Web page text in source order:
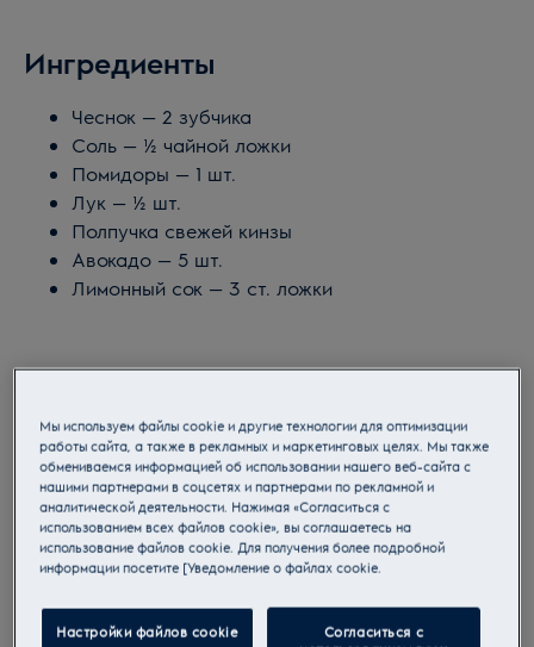
Ингредиенты
Чеснок — 2 зубчика
Соль — ½ чайной ложки
Помидоры — 1 шт.
Лук — ½ шт.
Полпучка свежей кинзы
Авокадо — 5 шт.
Лимонный сок — 3 ст. ложки
Приготовление
Чеснок измельчить, посолить. Помидор, кинзу
и лук мелко нарезать.
Очистить и разрезать авокадо пополам.
Достать косточку, размять мякоть до
Важно! Тут же добавить сок лимона или
Мы используем файлы cookie и другие технологии для оптимизации
работы сайта, а также в рекламных и маркетинговых целях. Мы также
обмениваемся информацией об использовании нашего веб-сайта с
нашими партнерами в соцсетях и партнерами по рекламной и
аналитической деятельности. Нажимая «Согласиться с
использованием всех файлов cookie», вы соглашаетесь на
использование файлов cookie. Для получения более подробной
информации посетите [Уведомление о файлах cookie.
Настройки файлов cookie
Согласиться с